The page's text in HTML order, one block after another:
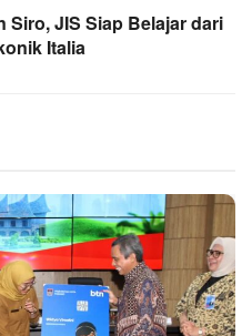
JIS Siap Belajar dari
Italia